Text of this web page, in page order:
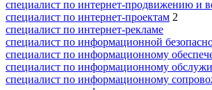
специалист по интернет-продвижению и
специалист по интернет-проектам 2
специалист по интернет-рекламе
специалист по информационной
специалист по информационному
специалист по информационному
специалист по информационному